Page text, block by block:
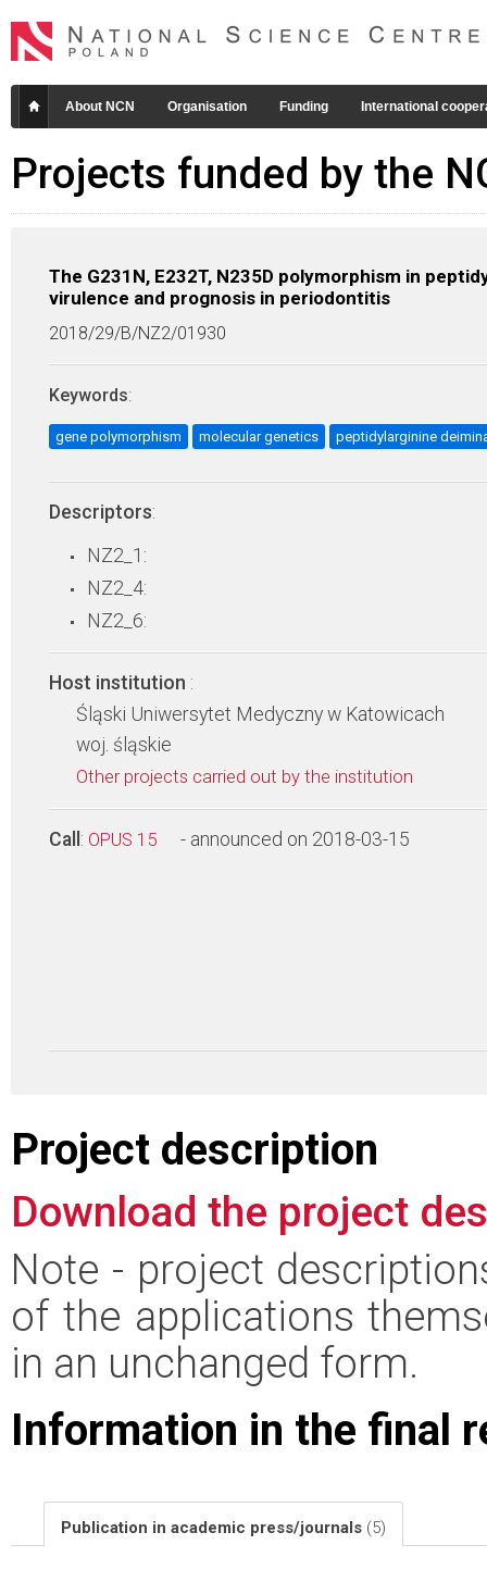
About NCN Organisation Funding International
Projects funded by the
The G231N, E232T, N235D polymorphism in
virulence and prognosis in periodontitis
2018/29/B/NZ2/01930
Keywords:
gene polymorphism molecular genetics peptidylarginine
Descriptors:
NZ2_1:
NZ2_4:
NZ2_6:
Host institution :
Śląski Uniwersytet Medyczny w Katowicach
woj. śląskie
Other projects carried out by the institution
Call : OPUS 15 - announced on 2018-03-15
Project description
Download the project
Note - project
of the applications
in an unchanged form.
Information in the final
Publication in academic press/journals (5)